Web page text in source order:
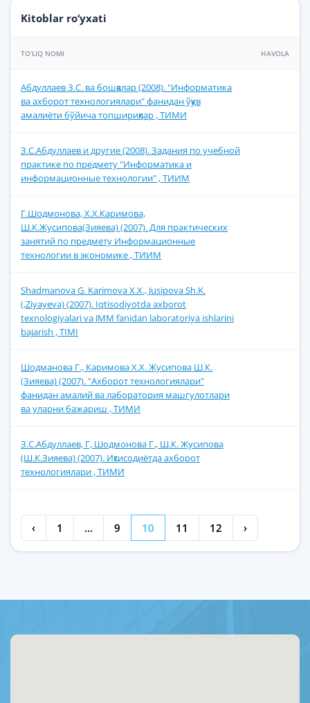
Kitoblar ro‘yxati
TO‘LIQ NOMI HAVOLA
Абдуллаев З.С. ва бошқалар (2008). "Информатика
ва ахборот технологиялари" фанидан ўқув
амалиёти бўйича топшириқлар , ТИМИ
З.С.Абдуллаев и другие (2008). Задания по учебной
практике по предмету "Информатика и
информационные технологии" , ТИИМ
Г.Шодмонова, Х.Х.Каримова,
Ш.К.Жусипова(Зияева) (2007). Для практических
занятий по предмету Информационные
технологии в экономике , ТИИМ
Shadmanova G. Karimova X.X., Jusipova Sh.K.
(,Ziyayeva) (2007). Iqtisodiyotda axborot
texnologiyalari va JMM fanidan laboratoriya ishlarini
bajarish , TIMI
Шодманова Г., Каримова Х.Х. Жусипова Ш.К.
(Зияева) (2007). "Ахборот технологиялари"
фанидан амалий ва лаборатория машгулотлари
ва уларни бажариш , ТИМИ
З.С.Абдуллаев, Г, Шодмонова Г., Ш.К. Жусипова
(Ш.К.Зияева) (2007). Иқтисодиётда ахборот
технологиялари , ТИМИ
‹ 1 ... 9 10 11 12 ›